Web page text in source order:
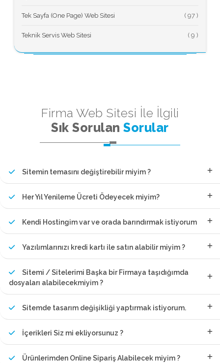
Tek Sayfa (One Page) Web Sitesi (
Teknik Servis Web Sitesi (
Firma Web Sitesi İle İlgili
Sık SorulanSorular
Sitemin temasını değiştirebilir miyim ?
Her Yıl Yenileme Ücreti Ödeyecek miyim?
Kendi Hostingim var ve orada barındırmak istiyorum
Yazılımlarınızı kredi kartı ile satın alabilir miyim ?
Sitemi / Sitelerimi Başka bir Firmaya taşıdığımda
dosyaları alabilecekmiyim ?
Sitemde tasarım değişikliği yaptırmak istiyorum.
İçerikleri Siz mi ekliyorsunuz ?
Ürünlerimden Online Sipariş Alabilecek miyim ?